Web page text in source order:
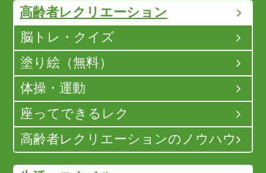
高齢者レクリエーション
脳トレ・クイズ
塗り絵（無料）
体操・運動
座ってできるレク
高齢者レクリエーションのノウハウ